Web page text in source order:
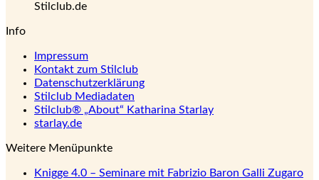
Stilclub.de
Info
Impressum
Kontakt zum Stilclub
Datenschutzerklärung
Stilclub Mediadaten
Stilclub® „About“ Katharina Starlay
starlay.de
Weitere Menüpunkte
Knigge 4.0 – Seminare mit Fabrizio Baron Galli Zugaro